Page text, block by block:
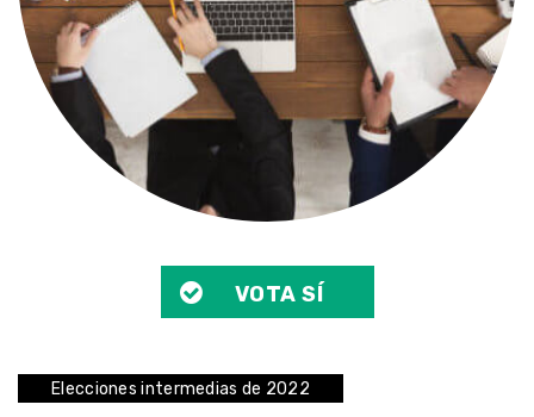
VOTA SÍ
Elecciones intermedias de 2022